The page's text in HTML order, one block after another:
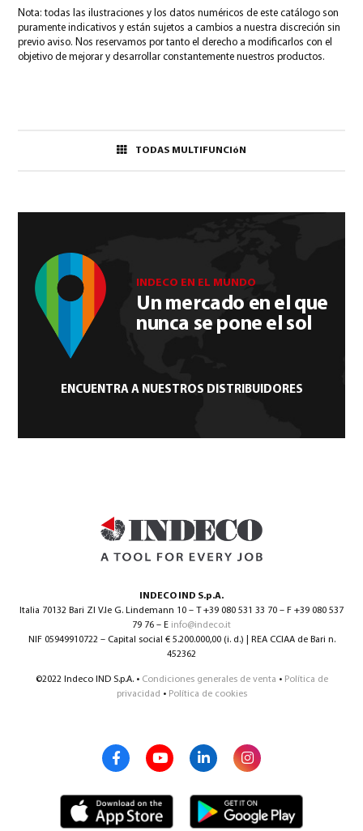
Nota: todas las ilustraciones y los datos numéricos de este catálogo son
puramente indicativos y están sujetos a cambios a nuestra discreción sin
previo aviso. Nos reservamos por tanto el derecho a modificarlos con el
objetivo de mejorar y desarrollar constantemente nuestros productos.
TODAS MULTIFUNCIóN
INDECO EN EL MUNDO
Un mercado en el que
nunca se pone el sol
ENCUENTRA A NUESTROS DISTRIBUIDORES
INDECO IND S.p.A.
Italia 70132 Bari ZI V.le G. Lindemann 10 – T +39 080 531 33 70 – F +39 080 537
79 76 – E info@indeco.it
NIF 05949910722 – Capital social € 5.200.000,00 (i. d.) | REA CCIAA de Bari n.
452362
©2022 Indeco IND S.p.A. • Condiciones generales de venta • Política de
privacidad • Política de cookies